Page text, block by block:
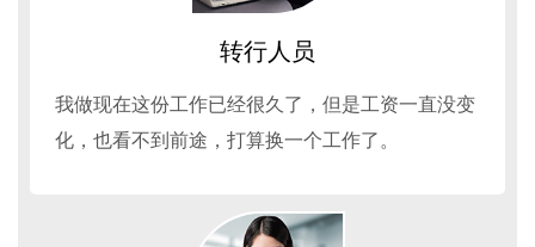
转行人员
我做现在这份工作已经很久了，但是工资一直没变
化，也看不到前途，打算换一个工作了。